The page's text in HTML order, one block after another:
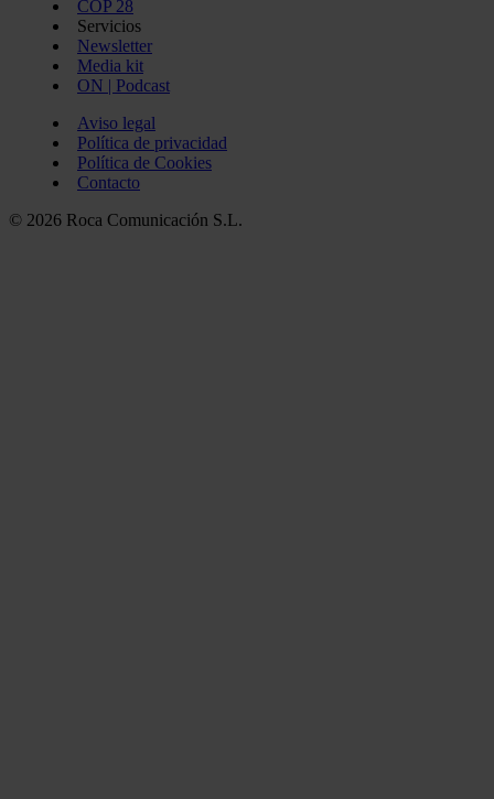
COP 28
Servicios
Newsletter
Media kit
ON | Podcast
Aviso legal
Política de privacidad
Política de Cookies
Contacto
© 2026 Roca Comunicación S.L.